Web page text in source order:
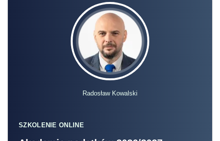
Radosław Kowalski
SZKOLENIE ONLINE